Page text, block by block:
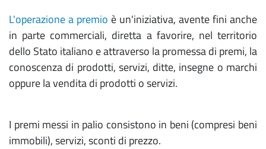
L'operazione a premio è un'iniziativa, avente fini anche
in parte commerciali, diretta a favorire, nel territorio
dello Stato italiano e attraverso la promessa di premi, la
conoscenza di prodotti, servizi, ditte, insegne o marchi
oppure la vendita di prodotti o servizi.
I premi messi in palio consistono in beni (compresi beni
immobili), servizi, sconti di prezzo.